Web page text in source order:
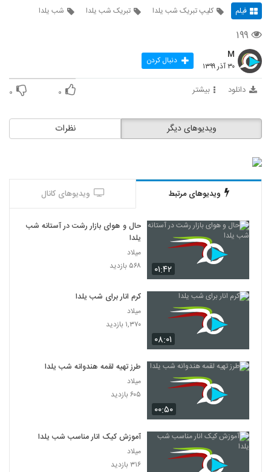
فیلم کلیپ تبریک شب یلدا تبریک شب یلدا شب یلدا
۱۹۹
M
۳۰ آذر ۱۳۹۹ دنبال کردن
دانلود بیشتر ۰ ۰
نظرات ویدیوهای دیگر
ویدیوهای مرتبط ویدیوهای کانال
۰۱:۴۲
حال و هوای بازار رشت در آستانه شب
یلدا
میلاد
۵۶۸ بازدید
۰۸:۰۱
کرم انار برای شب یلدا
میلاد
۱,۳۷۰ بازدید
۰۰:۵۰
طرز تهیه لقمه هندوانه شب یلدا
میلاد
۶۰۵ بازدید
آموزش کیک انار مناسب شب یلدا
میلاد
۳۱۶ بازدید